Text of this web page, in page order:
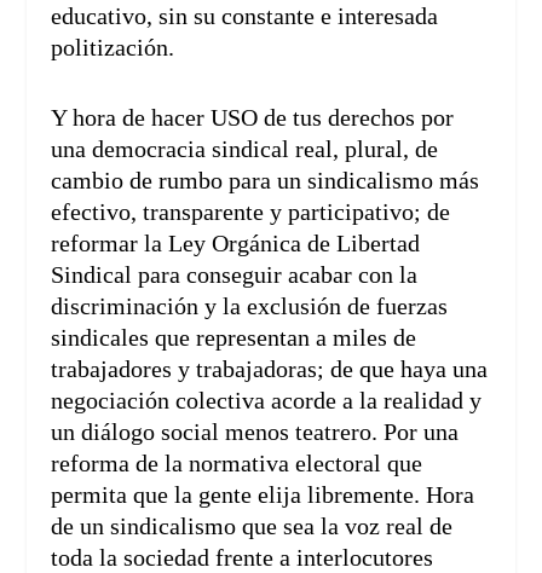
educativo, sin su constante e interesada
politización.
Y hora de hacer USO de tus derechos por
una democracia sindical real, plural, de
cambio de rumbo para un sindicalismo más
efectivo, transparente y participativo; de
reformar la Ley Orgánica de Libertad
Sindical para conseguir acabar con la
discriminación y la exclusión de fuerzas
sindicales que representan a miles de
trabajadores y trabajadoras; de que haya una
negociación colectiva acorde a la realidad y
un diálogo social menos teatrero. Por una
reforma de la normativa electoral que
permita que la gente elija libremente. Hora
de un sindicalismo que sea la voz real de
toda la sociedad frente a interlocutores